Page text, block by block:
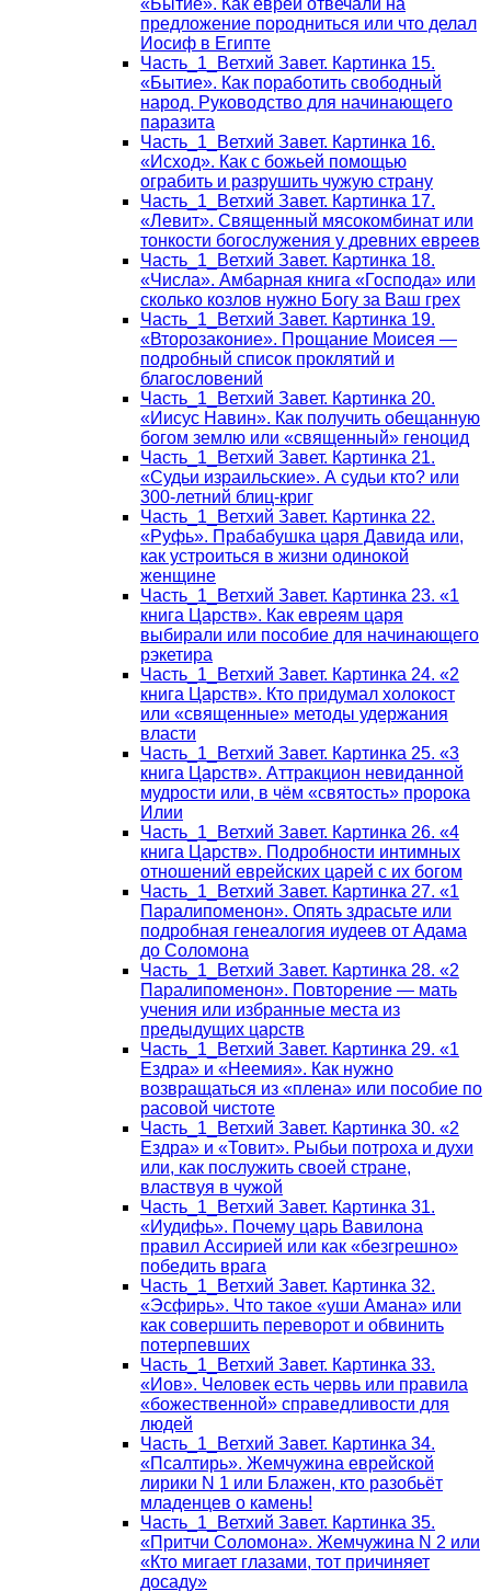
«Бытие». Как евреи отвечали на
предложение породниться или что делал
Иосиф в Египте
Часть_1_Ветхий Завет. Картинка 15.
«Бытие». Как поработить свободный
народ. Руководство для начинающего
паразита
Часть_1_Ветхий Завет. Картинка 16.
«Исход». Как с божьей помощью
ограбить и разрушить чужую страну
Часть_1_Ветхий Завет. Картинка 17.
«Левит». Священный мясокомбинат или
тонкости богослужения у древних евреев
Часть_1_Ветхий Завет. Картинка 18.
«Числа». Амбарная книга «Господа» или
сколько козлов нужно Богу за Ваш грех
Часть_1_Ветхий Завет. Картинка 19.
«Второзаконие». Прощание Моисея —
подробный список проклятий и
благословений
Часть_1_Ветхий Завет. Картинка 20.
«Иисус Навин». Как получить обещанную
богом землю или «священный» геноцид
Часть_1_Ветхий Завет. Картинка 21.
«Судьи израильские». А судьи кто? или
300-летний блиц-криг
Часть_1_Ветхий Завет. Картинка 22.
«Руфь». Прабабушка царя Давида или,
как устроиться в жизни одинокой
женщине
Часть_1_Ветхий Завет. Картинка 23. «1
книга Царств». Как евреям царя
выбирали или пособие для начинающего
рэкетира
Часть_1_Ветхий Завет. Картинка 24. «2
книга Царств». Кто придумал холокост
или «священные» методы удержания
власти
Часть_1_Ветхий Завет. Картинка 25. «3
книга Царств». Аттракцион невиданной
мудрости или, в чём «святость» пророка
Илии
Часть_1_Ветхий Завет. Картинка 26. «4
книга Царств». Подробности интимных
отношений еврейских царей с их богом
Часть_1_Ветхий Завет. Картинка 27. «1
Паралипоменон». Опять здрасьте или
подробная генеалогия иудеев от Адама
до Соломона
Часть_1_Ветхий Завет. Картинка 28. «2
Паралипоменон». Повторение — мать
учения или избранные места из
предыдущих царств
Часть_1_Ветхий Завет. Картинка 29. «1
Ездра» и «Неемия». Как нужно
возвращаться из «плена» или пособие по
расовой чистоте
Часть_1_Ветхий Завет. Картинка 30. «2
Ездра» и «Товит». Рыбьи потроха и духи
или, как послужить своей стране,
властвуя в чужой
Часть_1_Ветхий Завет. Картинка 31.
«Иудифь». Почему царь Вавилона
правил Ассирией или как «безгрешно»
победить врага
Часть_1_Ветхий Завет. Картинка 32.
«Эсфирь». Что такое «уши Амана» или
как совершить переворот и обвинить
потерпевших
Часть_1_Ветхий Завет. Картинка 33.
«Иов». Человек есть червь или правила
«божественной» справедливости для
людей
Часть_1_Ветхий Завет. Картинка 34.
«Псалтирь». Жемчужина еврейской
лирики N 1 или Блажен, кто разобьёт
младенцев о камень!
Часть_1_Ветхий Завет. Картинка 35.
«Притчи Соломона». Жемчужина N 2 или
«Кто мигает глазами, тот причиняет
досаду»